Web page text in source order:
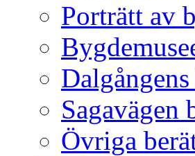
Porträtt av
Sagavägen
Övriga